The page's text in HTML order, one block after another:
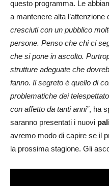
questo programma. Le
a mantenere alta l’attenzione
cresciuti con un pubblico
persone. Penso che chi ci
che si pone in ascolto.
strutture adeguate che
fanno. Il segreto è quello di
problematiche dei
con affetto da tanti anni”, ha
saranno presentati i nuovi
avremo modo di capire se il
la prossima stagione. Gli